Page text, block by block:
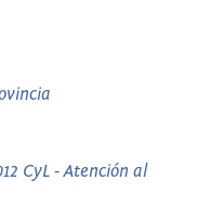
CyL - Atención al